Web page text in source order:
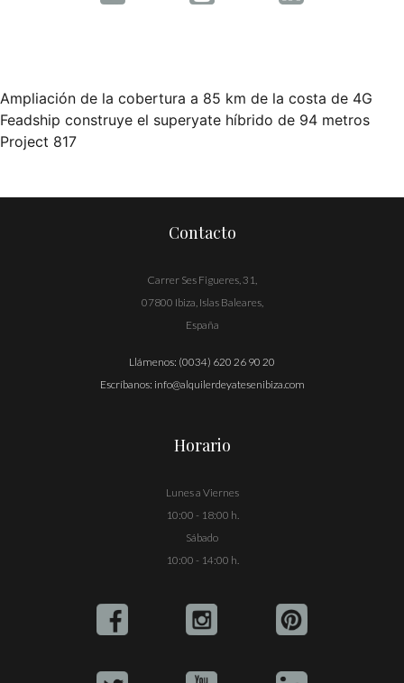
Navegación
de
Ampliación de la cobertura a 85 km de la costa de 4G
Feadship construye el superyate híbrido de 94 metros
Project 817
Contacto
Carrer Ses Figueres, 31,
07800 Ibiza, Islas Baleares,
España
Llámenos: (0034) 620 26 90 20
Escríbanos: info@alquilerdeyatesenibiza.com
Horario
Lunes a Viernes
10:00 - 18:00 h.
Sábado
10:00 - 14:00 h.